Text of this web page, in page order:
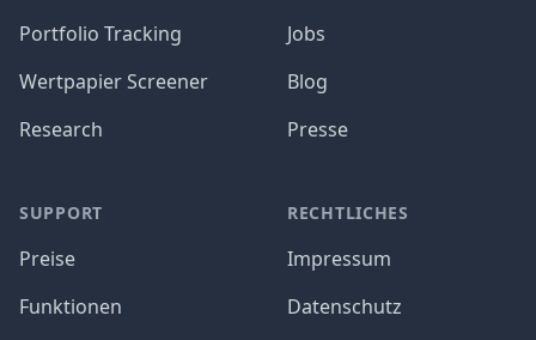
Portfolio Tracking
Wertpapier Screener
Research
SUPPORT
Preise
Funktionen
Jobs
Blog
Presse
RECHTLICHES
Impressum
Datenschutz